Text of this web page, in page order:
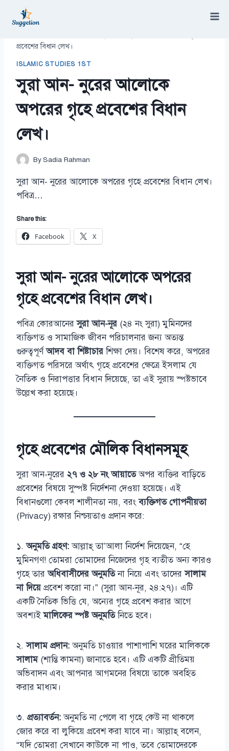
প্রবেশের বিধান লেখ।
ISLAMIC STUDIES 1ST
সুরা আন- নুরের আলোকে
অপরের গৃহে প্রবেশের বিধান
লেখ।
BySadia Rahman
সুরা আন- নুরের আলোকে অপরের গৃহে প্রবেশের বিধান লেখ।
পবিত্র…
Share this:
Facebook X
সুরা আন- নুরের আলোকে অপরের
গৃহে প্রবেশের বিধান লেখ।
পবিত্র কোরআনেরসুরা আন-নূর(২৪ নং সুরা) মুমিনদের
ব্যক্তিগত ও সামাজিক জীবন পরিচালনার জন্য অত্যন্ত
গুরুত্বপূর্ণআদব বা শিষ্টাচারশিক্ষা দেয়। বিশেষ করে, অপরের
ব্যক্তিগত পরিসরে অর্থাৎ গৃহে প্রবেশের ক্ষেত্রে ইসলাম যে
নৈতিক ও নিরাপত্তার বিধান দিয়েছে, তা এই সুরায় স্পষ্টভাবে
উল্লেখ করা হয়েছে।
গৃহে প্রবেশের মৌলিক বিধানসমূহ
সুরা আন-নূরের ২৭ ও ২৮ নং আয়াতেঅপর ব্যক্তির বাড়িতে
প্রবেশের বিষয়ে সুস্পষ্ট নির্দেশনা দেওয়া হয়েছে। এই
বিধানগুলো কেবল শালীনতা নয়, বরংব্যক্তিগত গোপনীয়তা
(Privacy) রক্ষার নিশ্চয়তাও প্রদান করে:
১.অনুমতি গ্রহণ:আল্লাহ্ তা’আলা নির্দেশ দিয়েছেন, “হে
মুমিনগণ! তোমরা তোমাদের নিজেদের গৃহ ব্যতীত অন্য কারও
গৃহে তারঅধিবাসীদের অনুমতিনা নিয়ে এবং তাদেরসালাম
না দিয়েপ্রবেশ করো না।” (সুরা আন-নূর, ২৪:২৭)। এটি
একটি নৈতিক ভিত্তি যে, অন্যের গৃহে প্রবেশ করার আগে
অবশ্যইমালিকের স্পষ্ট অনুমতিনিতে হবে।
২.সালাম প্রদান:অনুমতি চাওয়ার পাশাপাশি ঘরের মালিককে
সালাম(শান্তি কামনা) জানাতে হবে। এটি একটি প্রীতিময়
অভিবাদন এবং আপনার আগমনের বিষয়ে তাকে অবহিত
করার মাধ্যম।
৩. প্রত্যাবর্তন:অনুমতি না পেলে বা গৃহে কেউ না থাকলে
জোর করে বা লুকিয়ে প্রবেশ করা যাবে না। আল্লাহ্ বলেন,
“যদি তোমরা সেখানে কাউকে না পাও, তবে তোমাদেরকে